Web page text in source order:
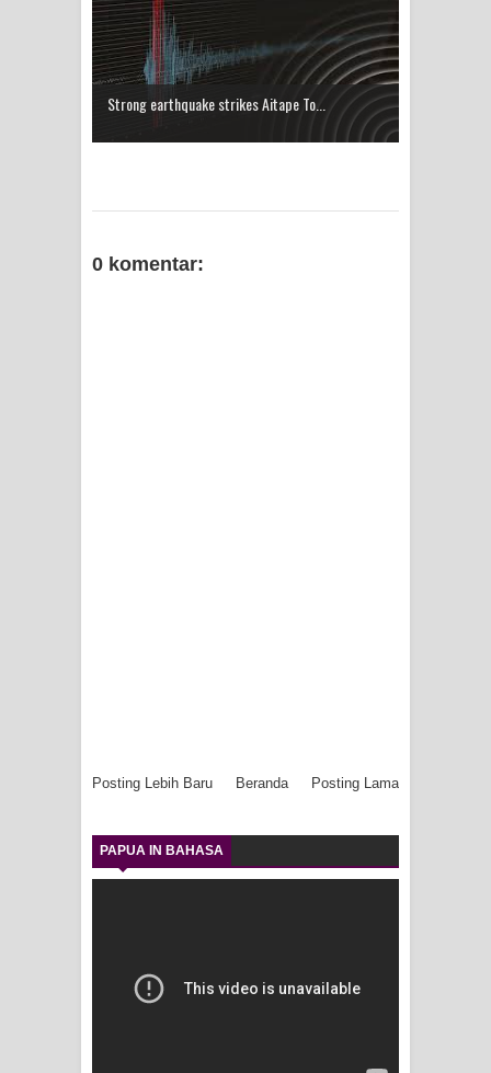
Strong earthquake strikes Aitape To...
0 komentar:
Posting Lebih Baru Posting Lama
Beranda
PAPUA IN BAHASA